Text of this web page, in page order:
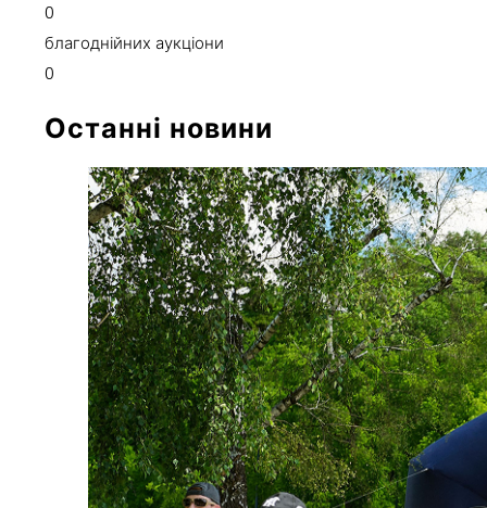
0
благоднійних аукціони
0
Останні новини